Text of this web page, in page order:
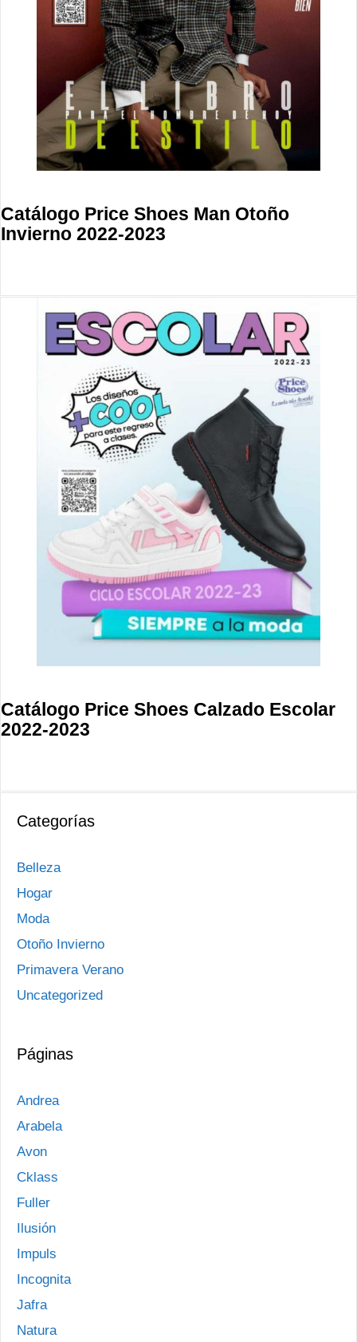
Catálogo Price Shoes Man Otoño
Invierno 2022-2023
Catálogo Price Shoes Calzado Escolar
2022-2023
Categorías
Belleza
Hogar
Moda
Otoño Invierno
Primavera Verano
Uncategorized
Páginas
Andrea
Arabela
Avon
Cklass
Fuller
Ilusión
Impuls
Incognita
Jafra
Natura